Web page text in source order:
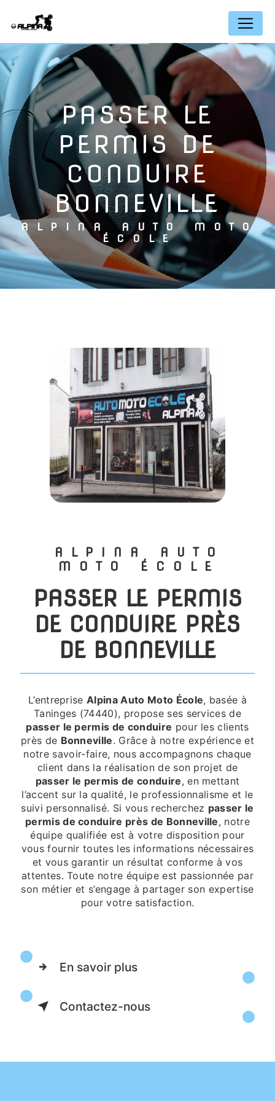
PASSER LE
PERMIS DE
CONDUIRE
BONNEVILLE
ALPINA AUTO MOTO
ÉCOLE
ALPINA AUTO
MOTO ÉCOLE
PASSER LE PERMIS
DE CONDUIRE PRÈS
DE BONNEVILLE
L’entrepriseAlpina Auto Moto École, basée à
Taninges (74440), propose ses services de
passer le permis de conduire pour les clients
près de Bonneville. Grâce à notre expérience et
notre savoir-faire, nous accompagnons chaque
client dans la réalisation de son projet de
passer le permis de conduire, en mettant
l’accent sur la qualité, le professionnalisme et le
suivi personnalisé. Si vous recherchez passer le
permis de conduire près de Bonneville, notre
équipe qualifiée est à votre disposition pour
vous fournir toutes les informations nécessaires
et vous garantir un résultat conforme à vos
attentes. Toute notre équipe est passionnée par
son métier et s’engage à partager son expertise
pour votre satisfaction.
En savoir plus
Contactez-nous